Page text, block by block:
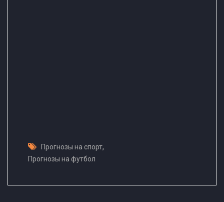
Прогнозы на спорт,
Прогнозы на футбол